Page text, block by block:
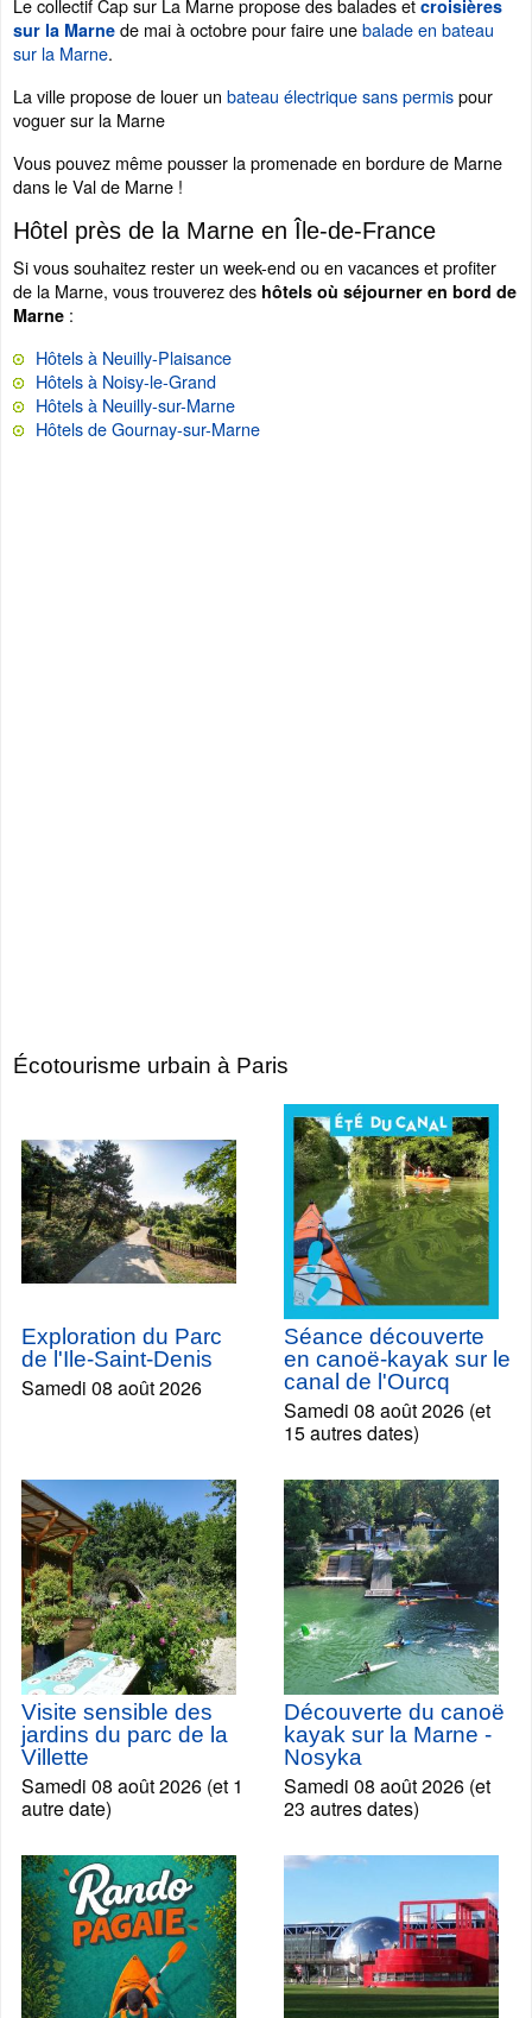
Le collectif Cap sur La Marne propose des balades et croisières
sur la Marne de mai à octobre pour faire unebalade en bateau
sur la Marne.
La ville propose de louer un bateau électrique sans permispour
voguer sur la Marne
Vous pouvez même pousser la promenade en bordure de Marne
dans le Val de Marne !
Hôtel près de la Marne en Île-de-France
Si vous souhaitez rester un week-end ou en vacances et profiter
de la Marne, vous trouverez des hôtels où séjourner en bord de
Marne :
Hôtels à Neuilly-Plaisance
Hôtels à Noisy-le-Grand
Hôtels à Neuilly-sur-Marne
Hôtels de Gournay-sur-Marne
Écotourisme urbain à Paris
Exploration du Parc
de l'Ile-Saint-Denis
Samedi 08 août 2026
Séance découverte
en canoë-kayak sur le
canal de l'Ourcq
Samedi 08 août 2026 (et
15 autres dates)
Visite sensible des
jardins du parc de la
Villette
Samedi 08 août 2026 (et 1
autre date)
Découverte du canoë
kayak sur la Marne -
Nosyka
Samedi 08 août 2026 (et
23 autres dates)